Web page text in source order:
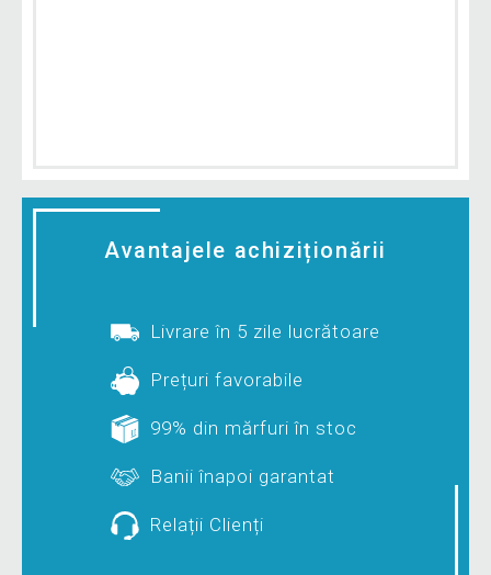
Avantajele achiziționării
Livrare în 5 zile lucrătoare
Prețuri favorabile
99% din mărfuri în stoc
Banii înapoi garantat
Relații Clienți